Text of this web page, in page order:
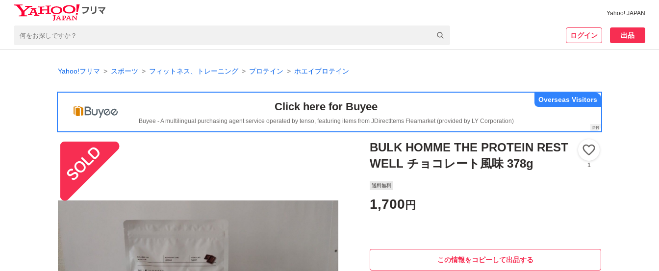
Yahoo! JAPAN
ログイン 出品
Yahoo!フリマ スポーツ フィットネス、トレーニング プロテイン ホエイプロテイン
Click here for Buyee
Buyee - A multilingual purchasing agent service operated by tenso, featuring items from JDirectItems Fleamarket (provided by LY Corporation)
Overseas Visitors
BULK HOMME THE PROTEIN REST
WELL チョコレート風味 378g
1
送料無料
1,700 円
この情報をコピーして出品する